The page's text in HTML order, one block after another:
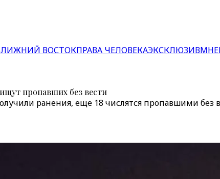
ВОСТОКПРАВА ЧЕЛОВЕКАЭКСКЛЮЗИВ
пропавших без вести
ранения, еще 18 числятся пропавшими